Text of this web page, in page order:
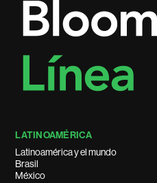
LATINOAMÉRICA
Latinoamérica y el mundo
Brasil
México